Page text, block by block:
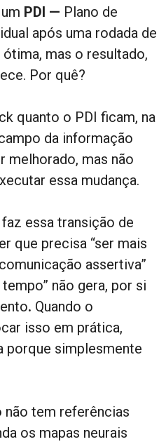
PDI — Plano de
após uma rodada de
mas o resultado,
Por quê?
quanto o PDI ficam, na
da informação
melhorado, mas não
essa mudança.
essa transição de
que precisa “ser mais
assertiva”
não gera, por si
. Quando o
isso em prática,
porque simplesmente
não tem referências
os mapas neurais